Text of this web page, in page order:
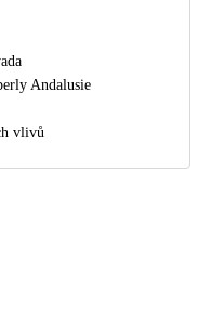
Andalusie
vlivů